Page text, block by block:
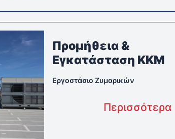
Προμήθεια &
Εγκατάσταση ΚΚΜ
Εργοστάσιο Ζυμαρικών
Περισσότερα